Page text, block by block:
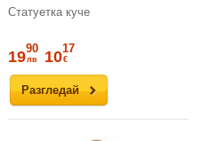
Статуетка куче
Разгледай
1990
лв 1017
€